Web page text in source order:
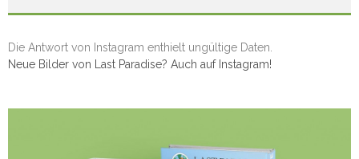
Die Antwort von Instagram enthielt ungültige Daten.
Neue Bilder von Last Paradise? Auch auf Instagram!